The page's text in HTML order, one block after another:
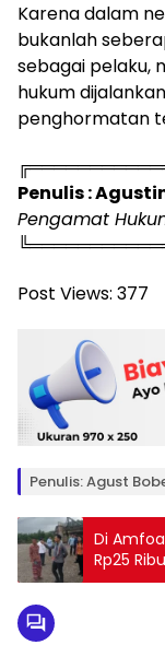
Karena dalam
bukanlah
sebagai pelaku,
hukum
penghormatan
Penulis :
Pengamat
Post Views: 377
Penulis: Agust
Di
Rp25
Menyala